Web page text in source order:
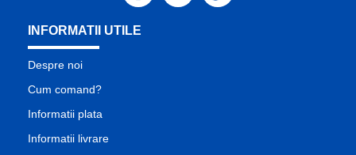
INFORMATII UTILE
Despre noi
Cum comand?
Informatii plata
Informatii livrare